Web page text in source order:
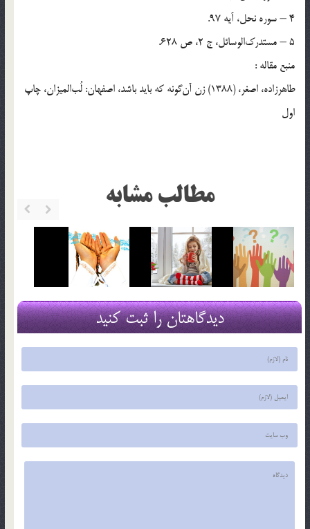
4 – سوره نحل، آيه 97.
5 – مستدرک‌الوسائل، ج 2، ص 628.
منبع مقاله :
طاهرزاده، اصغر، (1388) زن آن‌گونه که بايد باشد، اصفهان: لُب‌الميزان، چاپ
اول
مطالب مشابه
دیدگاهتان را ثبت کنید